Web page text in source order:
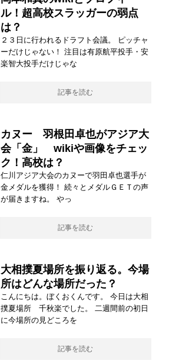
ル！超高校スラッガーの弱点
は？
２３日に行われるドラフト会議。 ピッチャ
ーだけじゃない！ 注目は有原航平投手・安
楽智大投手だけじゃな
記事を読む
カヌー 羽根田卓也がアジア大
会「金」 wikiや画像をチェッ
ク！高校は？
仁川アジア大会のカヌーで羽田卓也選手が
金メダルを獲得！ 続々とメダルＧＥＴの声
が届きますね。 やっ
記事を読む
大相撲夏場所を振り返る。今場
所はどんな場所だった？
こんにちは。ぼくおくんです。 今日は大相
撲夏場所 千秋楽でした。 二週間前の初日
に今場所の見どころを
記事を読む